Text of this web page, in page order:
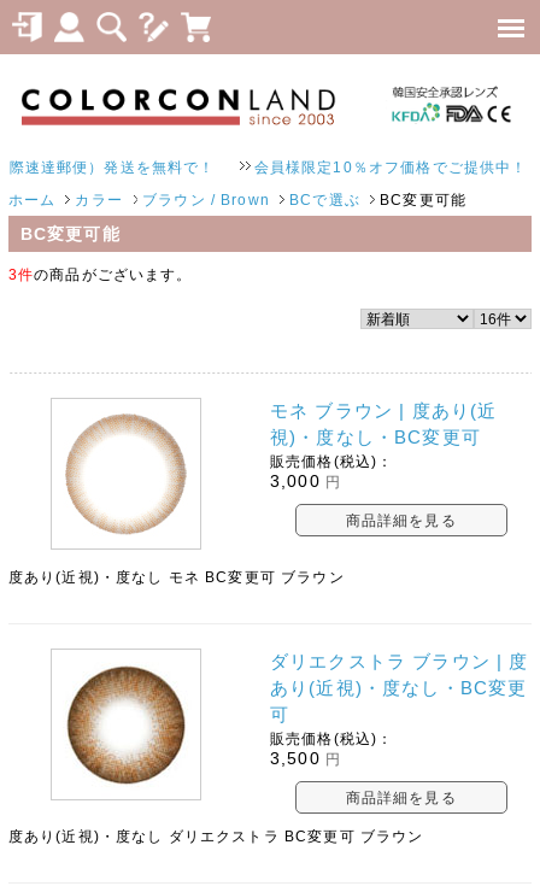
達郵便）発送を無料で！ 会員様限定10％オフ価格でご提供中！
ホーム カラー ブラウン / Brown BCで選ぶ BC変更可能
BC変更可能
3件の商品がございます。
モネ ブラウン | 度あり(近
視)・度なし・BC変更可
販売価格(税込)：
3,000 円
商品詳細を見る
度あり(近視)・度なし モネ BC変更可 ブラウン
ダリエクストラ ブラウン | 度
あり(近視)・度なし・BC変更
可
販売価格(税込)：
3,500 円
商品詳細を見る
度あり(近視)・度なし ダリエクストラ BC変更可 ブラウン